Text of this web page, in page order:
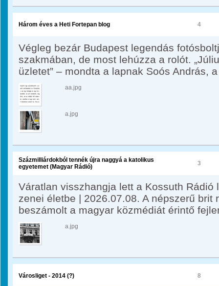
Három éves a Heti Fortepan blog​ 4
Végleg bezár Budapest legendás
szakmában, de most lehúzza a rolót.
üzletet” – mondta a lapnak Soós András,
aa.jpg
a.jpg
Százmilliárdokból tennék újra naggyá a katolikus
egyetemet (Magyar Rádió)
3
Váratlan visszhangja lett a Kossuth Rádió
zenei életbe | 2026.07.08. A népszerű brit
beszámolt a magyar közmédiát érintő
a.jpg
Városliget - 2014 (?) 8